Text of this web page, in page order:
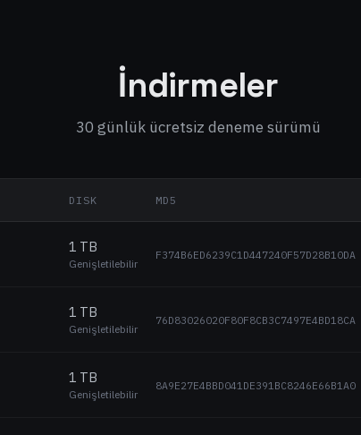
İndirmeler
30 günlük ücretsiz deneme sürümü
DISK MD5
1 TB
Genişletilebilir
F374B6ED6239C1D447240F57D28B10DA
1 TB
Genişletilebilir
76D83026020F80F8CB3C7497E4BD18CA
1 TB
Genişletilebilir
8A9E27E4BBD041DE391BC8246E66B1A0